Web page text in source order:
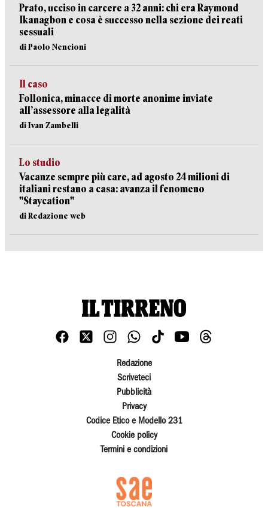
Prato, ucciso in carcere a 32 anni: chi era Raymond
Ikanagbon e cosa è successo nella sezione dei reati
sessuali
di Paolo Nencioni
Il caso
Follonica, minacce di morte anonime inviate
all’assessore alla legalità
di Ivan Zambelli
Lo studio
Vacanze sempre più care, ad agosto 24 milioni di
italiani restano a casa: avanza il fenomeno
"Staycation"
di Redazione web
Redazione
Scriveteci
Pubblicità
Privacy
Codice Etico e Modello 231
Cookie policy
Termini e condizioni